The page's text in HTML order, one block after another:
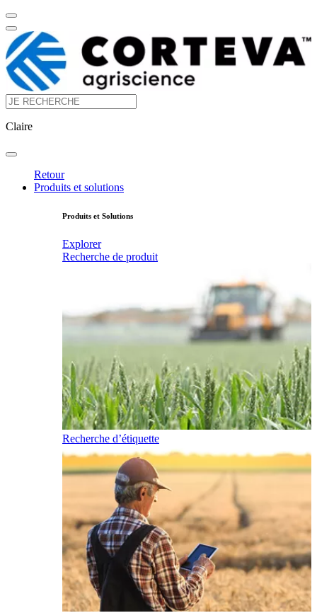
Claire
Retour
Produits et solutions
Produits et Solutions
Explorer
Recherche de produit
Recherche d’étiquette